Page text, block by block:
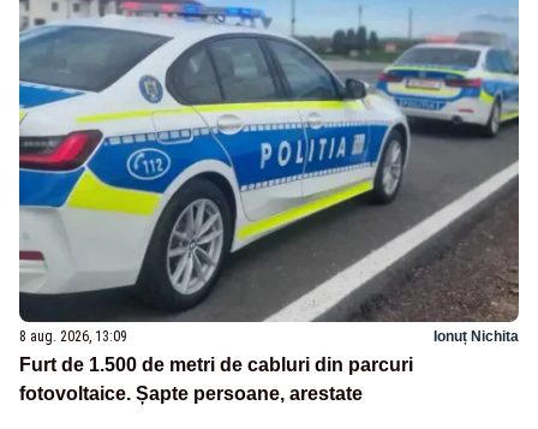
8 aug. 2026, 13:09 Ionuț Nichita
Furt de 1.500 de metri de cabluri din parcuri
fotovoltaice. Șapte persoane, arestate